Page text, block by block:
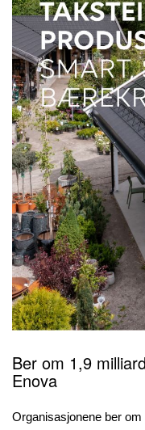
Ber om 1,9
Enova
Organisasjonene ber